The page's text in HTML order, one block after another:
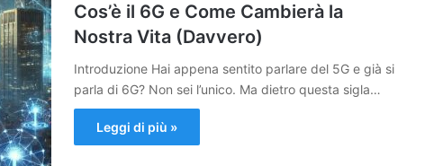
Cos’è il 6G e Come Cambierà la
Nostra Vita (Davvero)
Introduzione Hai appena sentito parlare del 5G e già si
parla di 6G? Non sei l’unico. Ma dietro questa sigla…
Leggi di più »